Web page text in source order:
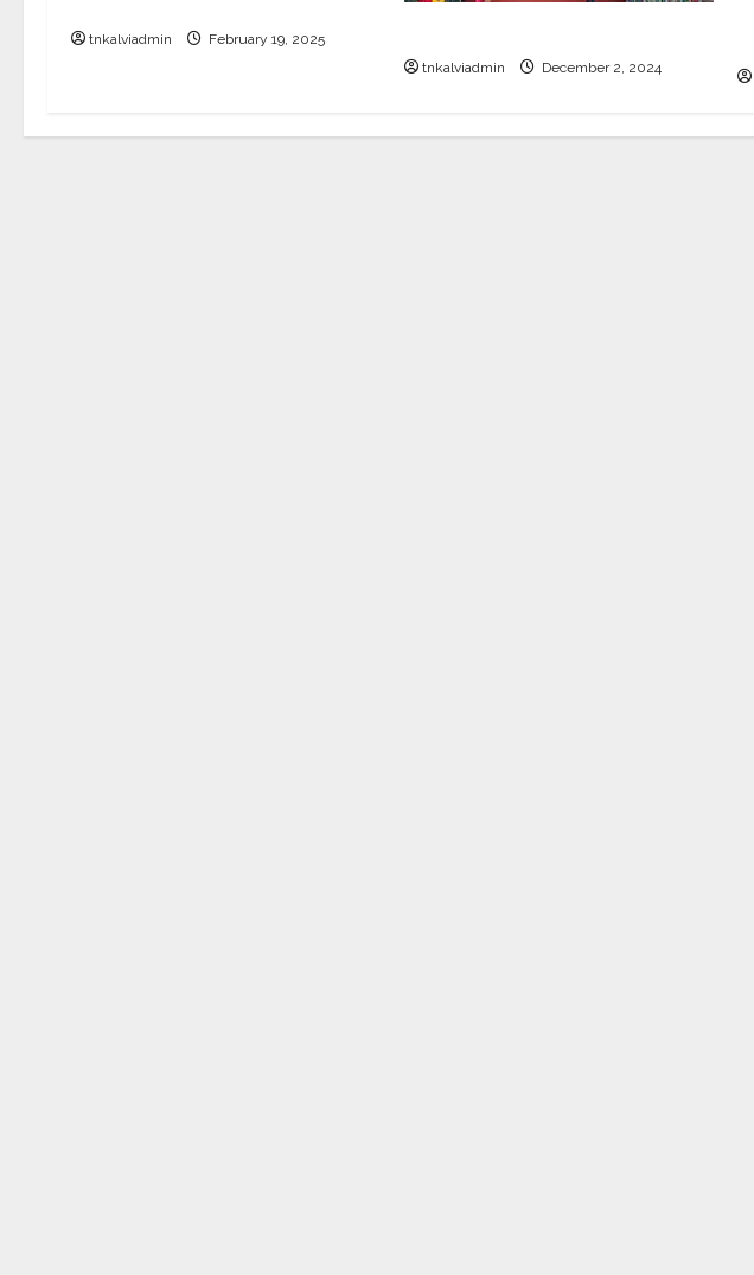
tnkalviadmin February 19, 2025
tnkalviadmin December 2, 2024